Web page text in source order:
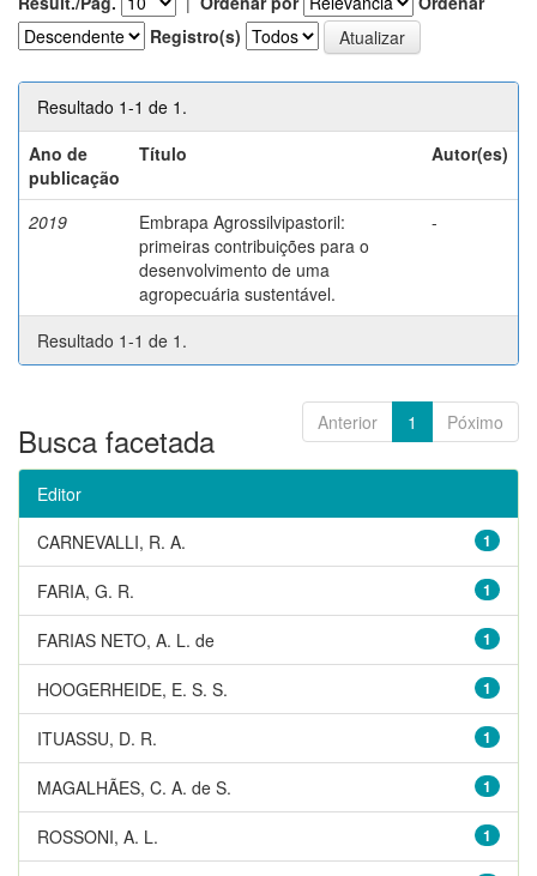
Registro(s)
Resultado 1-1 de 1.
Ano de
publicação
Título Autor(es)
2019
Embrapa Agrossilvipastoril:
primeiras contribuições para o
desenvolvimento de uma
agropecuária sustentável.
-
Resultado 1-1 de 1.
Anterior 1 Póximo
Busca facetada
Editor
1
CARNEVALLI, R. A.
1
FARIA, G. R.
1
FARIAS NETO, A. L. de
1
HOOGERHEIDE, E. S. S.
1
ITUASSU, D. R.
1
MAGALHÃES, C. A. de S.
1
ROSSONI, A. L.